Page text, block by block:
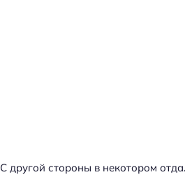
С другой стороны в некотором